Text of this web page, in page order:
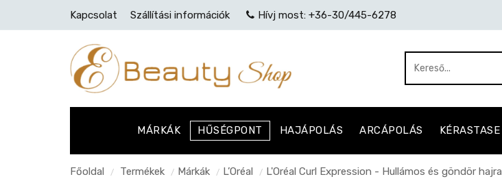
Kapcsolat Szállítási információk Hívj most: +36-30/445-6278
MÁRKÁK HŰSÉGPONT HAJÁPOLÁS ARCÁPOLÁS KÉRASTASE
Főoldal / Termékek / Márkák / L’Oréal / L'Oréal Curl Expression - Hullámos és göndör hajra